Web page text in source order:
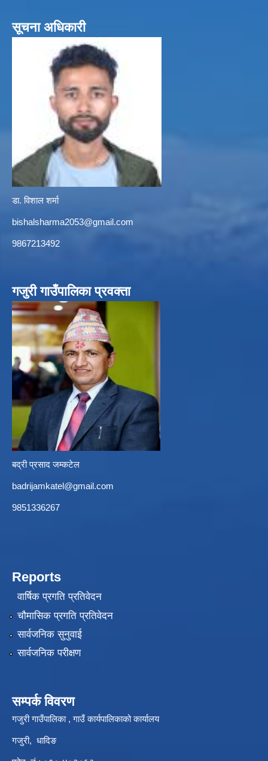
सूचना अधिकारी
डा. विशाल शर्मा
bishalsharma2053@gmail.com
9867213492
गजुरी गाउँपालिका प्रवक्ता
बद्री प्रसाद जम्कटेल
badrijamkatel@gmail.com
9851336267
Reports
वार्षिक प्रगति प्रतिवेदन
चौमासिक प्रगति प्रतिवेदन
सार्वजनिक सुनुवाई
सार्वजनिक परीक्षण
सम्पर्क विवरण
गजुरी गाउँपालिका , गाउँ कार्यपालिकाको कार्यालय
गजुरी, धादिङ